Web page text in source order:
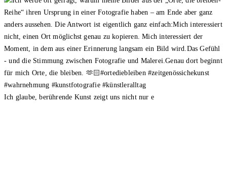
Ich glaube, berührende Kunst zeigt uns nicht nur e